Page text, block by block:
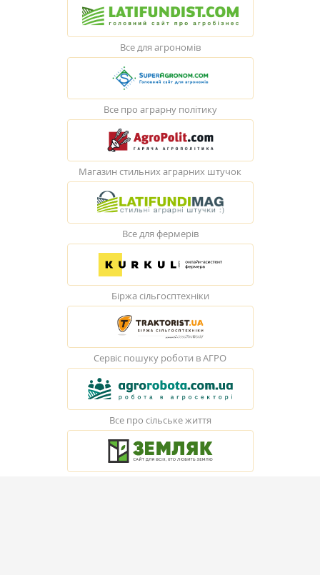
Все для агрономів
Все про аграрну політику
Магазин стильних аграрних штучок
Все для фермерів
Біржа сільгосптехніки
Сервіс пошуку роботи в АГРО
Все про сільське життя